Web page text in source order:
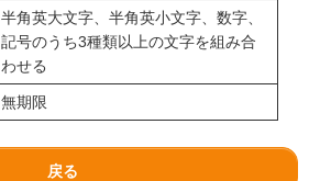
半角英大文字、半角英小文字、数字、
記号のうち3種類以上の文字を組み合
わせる
無期限
戻る